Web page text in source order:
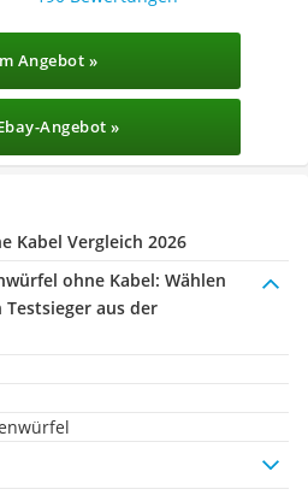
Angebot »
Angebot »
Kabel Vergleich 2026
ohne Kabel: Wählen
aus der